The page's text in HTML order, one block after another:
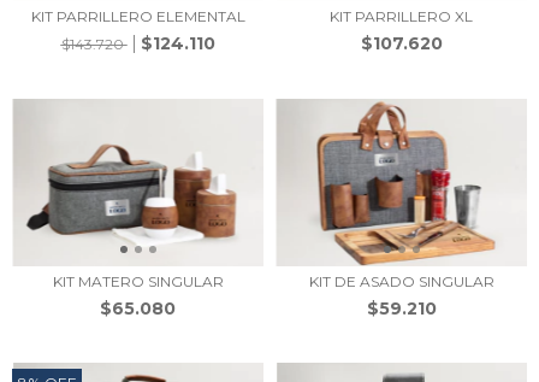
KIT PARRILLERO ELEMENTAL
$143.720
$124.110
KIT PARRILLERO XL
$107.620
KIT MATERO SINGULAR
$65.080
KIT DE ASADO SINGULAR
$59.210